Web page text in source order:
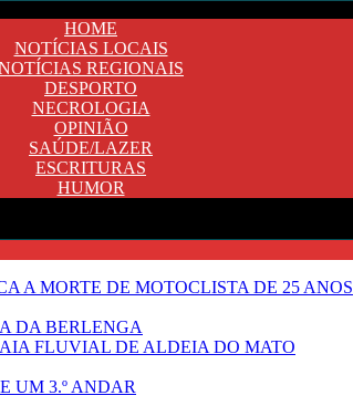
HOME
NOTÍCIAS LOCAIS
REGIONAIS
DESPORTO
NECROLOGIA
OPINIÃO
SAÚDE/LAZER
ESCRITURAS
HUMOR
A MORTE DE MOTOCLISTA DE 25 ANOS
DA BERLENGA
FLUVIAL DE ALDEIA DO MATO
UM 3.º ANDAR